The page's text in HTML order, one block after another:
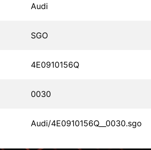
Audi
SGO
4E0910156Q
0030
Audi/4E0910156Q__0030.sgo